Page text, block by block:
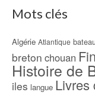
Mots clés
Algérie Atlantique
breton chouan
Histoire de
iles langue Livres